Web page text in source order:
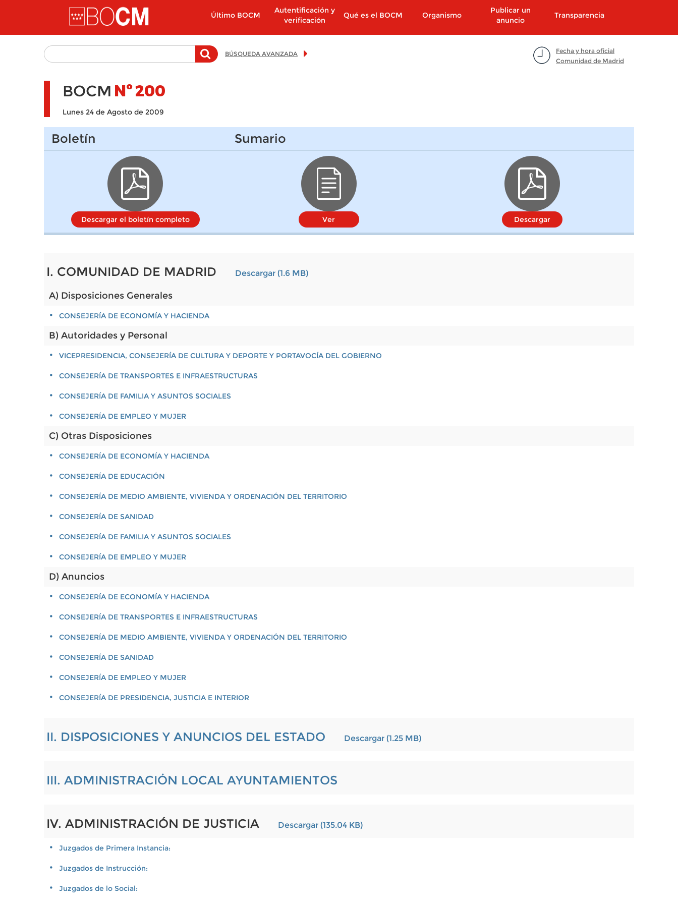
Pasar al contenido principal
Último BOCM
Autentificación y
verificación
Qué es el BOCM Organismo
Publicar un
anuncio
Transparencia
Fecha y hora oficial
Comunidad de Madrid
BÚSQUEDA AVANZADA
BOCM Nº200
Lunes 24 de Agosto de 2009
Boletín
Descargar el boletín completo
Sumario
Ver Descargar
I. COMUNIDAD DE MADRID Descargar (1.6 MB)
A) Disposiciones Generales
CONSEJERÍA DE ECONOMÍA Y HACIENDA
B) Autoridades y Personal
VICEPRESIDENCIA, CONSEJERÍA DE CULTURA Y DEPORTE Y PORTAVOCÍA DEL GOBIERNO
CONSEJERÍA DE TRANSPORTES E INFRAESTRUCTURAS
CONSEJERÍA DE FAMILIA Y ASUNTOS SOCIALES
CONSEJERÍA DE EMPLEO Y MUJER
C) Otras Disposiciones
CONSEJERÍA DE ECONOMÍA Y HACIENDA
CONSEJERÍA DE EDUCACIÓN
CONSEJERÍA DE MEDIO AMBIENTE, VIVIENDA Y ORDENACIÓN DEL TERRITORIO
CONSEJERÍA DE SANIDAD
CONSEJERÍA DE FAMILIA Y ASUNTOS SOCIALES
CONSEJERÍA DE EMPLEO Y MUJER
D) Anuncios
CONSEJERÍA DE ECONOMÍA Y HACIENDA
CONSEJERÍA DE TRANSPORTES E INFRAESTRUCTURAS
CONSEJERÍA DE MEDIO AMBIENTE, VIVIENDA Y ORDENACIÓN DEL TERRITORIO
CONSEJERÍA DE SANIDAD
CONSEJERÍA DE EMPLEO Y MUJER
CONSEJERÍA DE PRESIDENCIA, JUSTICIA E INTERIOR
II. DISPOSICIONES Y ANUNCIOS DEL ESTADO Descargar (1.25 MB)
III. ADMINISTRACIÓN LOCAL AYUNTAMIENTOS
IV. ADMINISTRACIÓN DE JUSTICIA Descargar (135.04 KB)
Juzgados de Primera Instancia:
Juzgados de Instrucción:
Juzgados de lo Social: